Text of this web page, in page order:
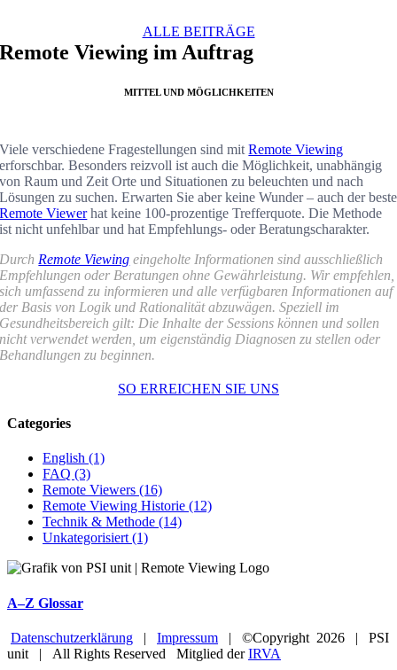
ALLE BEITRÄGE
Remote Viewing im Auftrag
MITTEL UND MÖGLICHKEITEN
Viele verschiedene Fragestellungen sind mitRemote Viewing
erforschbar. Besonders reizvoll ist auch die Möglichkeit, unabhängig
von Raum und Zeit Orte und Situationen zu beleuchten und nach
Lösungen zu suchen. Erwarten Sie aber keine Wunder – auch der beste
Remote Viewerhat keine 100-prozentige Trefferquote. Die Methode
ist nicht unfehlbar und hat Empfehlungs- oder Beratungscharakter.
Durch Remote Viewing eingeholte Informationen sind ausschließlich
Empfehlungen oder Beratungen ohne Gewährleistung. Wir empfehlen,
sich umfassend zu informieren und alle verfügbaren Informationen auf
der Basis von Logik und Rationalität abzuwägen. Speziell im
Gesundheitsbereich gilt: Die Inhalte der Sessions können und sollen
nicht verwendet werden, um eigenständig Diagnosen zu stellen oder
Behandlungen zu beginnen.
SO ERREICHEN SIE UNS
Categories
English (1)
FAQ (3)
Remote Viewers (16)
Remote Viewing Historie (12)
Technik & Methode (14)
Unkategorisiert (1)
A–Z Glossar
Datenschutzerklärung | Impressum | ©Copyright 2026 | PSI
unit | All Rights Reserved Mitglied derIRVA